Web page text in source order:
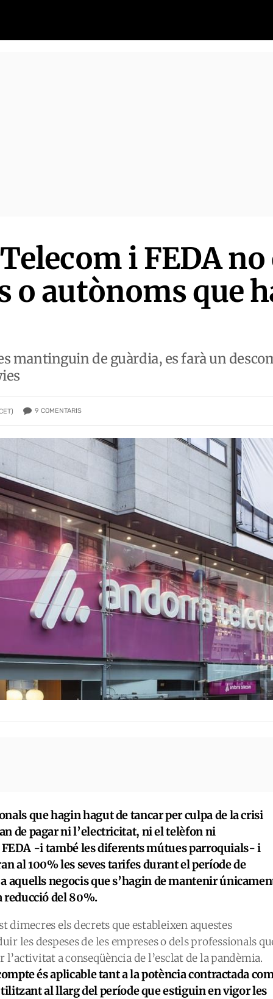
i FEDA
o autònoms que
mantinguin de guàrdia, es farà un
9 COMENTARIS
que hagin hagut de tancar per culpa de la crisi
de pagar ni l’electricitat, ni el telèfon ni
FEDA -i també les diferents mútues parroquials- i
al 100% les seves tarifes durant el període de
aquells negocis que s’hagin de mantenir
reducció del 80%.
dimecres els decrets que estableixen aquestes
les despeses de les empreses o dels professionals
l’activitat a conseqüència de l’esclat de la pandèmia.
és aplicable tant a la potència contractada
al llarg del període que estiguin en vigor les